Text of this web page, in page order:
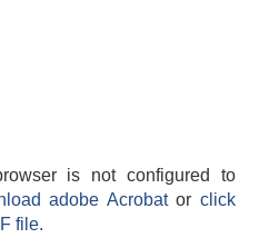
is not configured to
adobe Acrobatorclick
file.